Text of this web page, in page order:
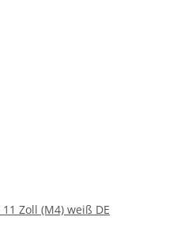
Zoll (M4) weiß DE